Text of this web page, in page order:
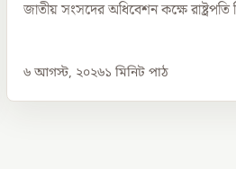
জাতীয় সংসদের অধিবেশন কক্ষে রাষ্ট্রপতি
৬ আগস্ট, ২০২৬১ মিনিট পাঠ